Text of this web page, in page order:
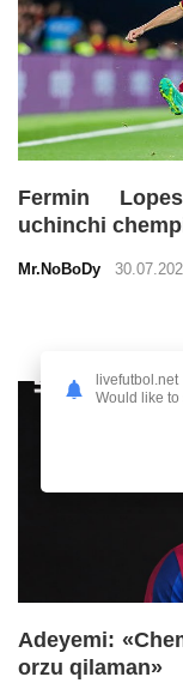
Fermin
uchinchi
Mr.NoBoDy
Adeyemi:
orzu qilaman»
livefutbol.net
Would like